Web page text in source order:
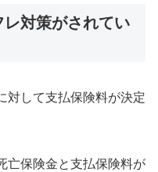
対策がされてい
対して支払保険料が決定
亡保険金と支払保険料が